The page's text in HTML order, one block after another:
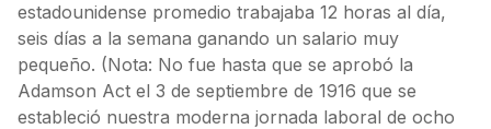
estadounidense promedio trabajaba 12 horas al día,
seis días a la semana ganando un salario muy
pequeño. (Nota: No fue hasta que se aprobó la
Adamson Act el 3 de septiembre de 1916 que se
estableció nuestra moderna jornada laboral de ocho